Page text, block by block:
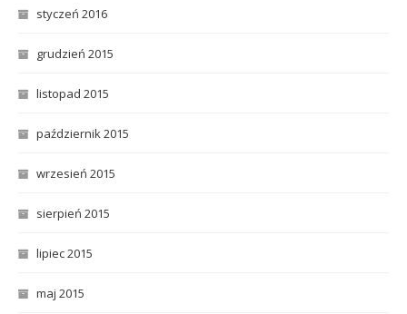
styczeń 2016
grudzień 2015
listopad 2015
październik 2015
wrzesień 2015
sierpień 2015
lipiec 2015
maj 2015